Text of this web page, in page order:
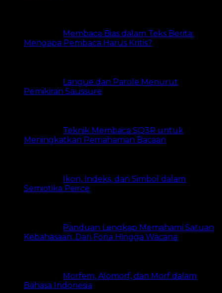
Membaca Bias dalam Teks Berita:
Mengapa Pembaca Harus Kritis?
Langue dan Parole Menurut
Pemikiran Saussure
Teknik Membaca SQ3R untuk
Meningkatkan Pemahaman Bacaan
Ikon, Indeks, dan Simbol dalam
Semiotika Peirce
Panduan Lengkap Memahami Satuan
Kebahasaan: Dari Fona Hingga Wacana
Morfem, Alomorf, dan Morf dalam
Bahasa Indonesia